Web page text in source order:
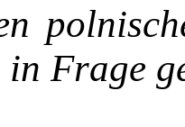
Frage